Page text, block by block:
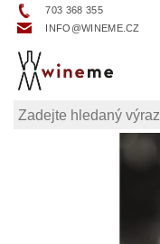
703 368 355
INFO@WINEME.CZ